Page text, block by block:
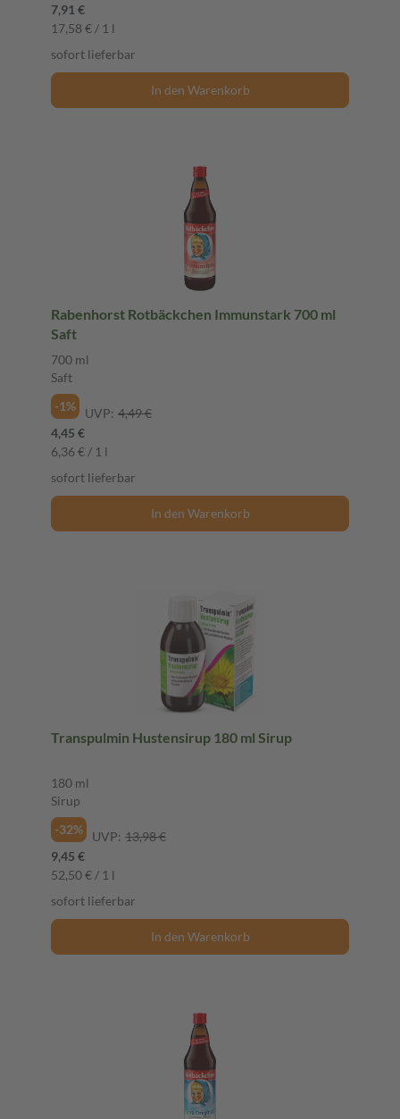
7,91 €
17,58 € / 1 l
sofort lieferbar
In den Warenkorb
Rabenhorst Rotbäckchen Immunstark 700 ml
Saft
700 ml
Saft
-1%
UVP: 4,49 €
4,45 €
6,36 € / 1 l
sofort lieferbar
In den Warenkorb
Transpulmin Hustensirup 180 ml Sirup
180 ml
Sirup
-32%
UVP: 13,98 €
9,45 €
52,50 € / 1 l
sofort lieferbar
In den Warenkorb